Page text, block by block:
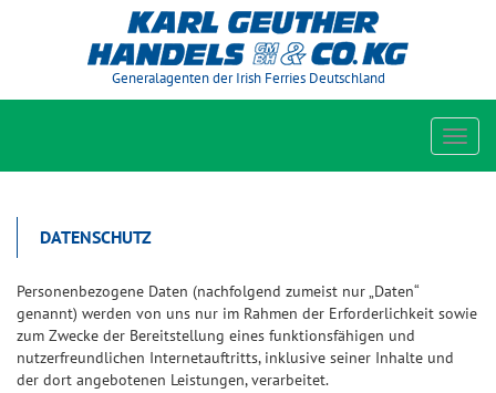
Generalagenten der Irish Ferries Deutschland
DATENSCHUTZ
Personenbezogene Daten (nachfolgend zumeist nur „Daten“
genannt) werden von uns nur im Rahmen der Erforderlichkeit sowie
zum Zwecke der Bereitstellung eines funktionsfähigen und
nutzerfreundlichen Internetauftritts, inklusive seiner Inhalte und
der dort angebotenen Leistungen, verarbeitet.